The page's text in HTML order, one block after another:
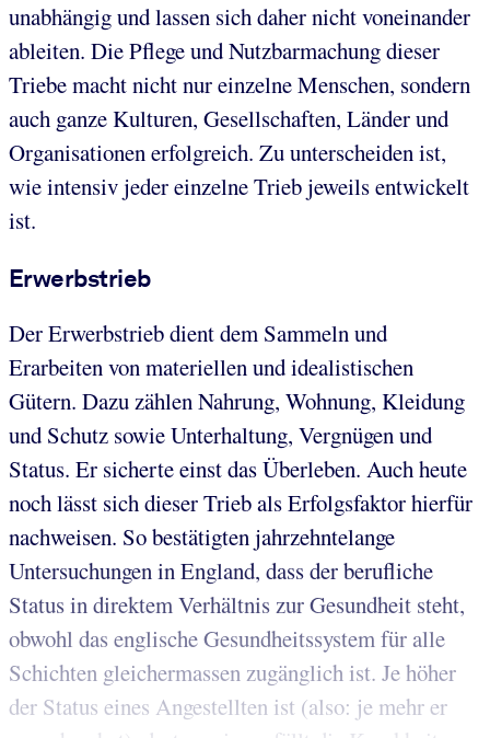
unabhängig und lassen sich daher nicht voneinander
ableiten. Die Pflege und Nutzbarmachung dieser
Triebe macht nicht nur einzelne Menschen, sondern
auch ganze Kulturen, Gesellschaften, Länder und
Organisationen erfolgreich. Zu unterscheiden ist,
wie intensiv jeder einzelne Trieb jeweils entwickelt
ist.
Erwerbstrieb
Der Erwerbstrieb dient dem Sammeln und
Erarbeiten von materiellen und idealistischen
Gütern. Dazu zählen Nahrung, Wohnung, Kleidung
und Schutz sowie Unterhaltung, Vergnügen und
Status. Er sicherte einst das Überleben. Auch heute
noch lässt sich dieser Trieb als Erfolgsfaktor hierfür
nachweisen. So bestätigten jahrzehntelange
Untersuchungen in England, dass der berufliche
Status in direktem Verhältnis zur Gesundheit steht,
obwohl das englische Gesundheitssystem für alle
Schichten gleichermassen zugänglich ist. Je höher
der Status eines Angestellten ist (also: je mehr er